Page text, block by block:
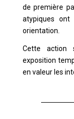
de première
atypiques
orientation.
Cette action
exposition
en valeur les